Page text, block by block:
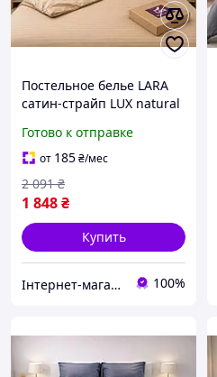
Постельное белье LARA
сатин-страйп LUX natural
Готово к отправке
от 185₴/мес
1 848₴
2 091 ₴
Купить
Інтернет-магазин "Домашній" 100%